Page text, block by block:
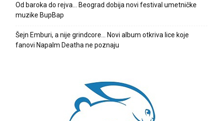
Od baroka do rejva… Beograd dobija novi festival umetničke
muzike BupBap
Šejn Emburi, a nije grindcore… Novi album otkriva lice koje
fanovi Napalm Deatha ne poznaju